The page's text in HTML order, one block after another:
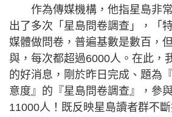
作為傳媒機構，他指星島非常
出了多次「星島問卷調查」，「
媒體做問卷，普遍基數是數百，
與，每次都超過6000人。在此，
的好消息，剛於昨日完成、題為
意度』的『星島問卷調查』，參
11000人！既反映星島讀者群不